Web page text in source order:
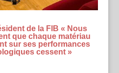
de la FIB « Nous
que chaque matériau
sur ses performances
cessent »